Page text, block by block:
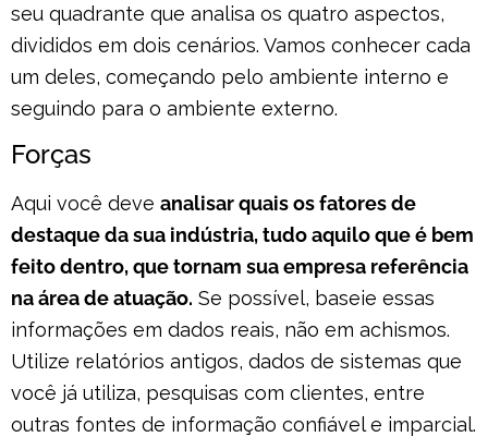
seu quadrante que analisa os quatro aspectos,
divididos em dois cenários. Vamos conhecer cada
um deles, começando pelo ambiente interno e
seguindo para o ambiente externo.
Forças
Aqui você deve analisar quais os fatores de
destaque da sua indústria, tudo aquilo que é bem
feito dentro, que tornam sua empresa referência
na área de atuação. Se possível, baseie essas
informações em dados reais, não em achismos.
Utilize relatórios antigos, dados de sistemas que
você já utiliza, pesquisas com clientes, entre
outras fontes de informação confiável e imparcial.